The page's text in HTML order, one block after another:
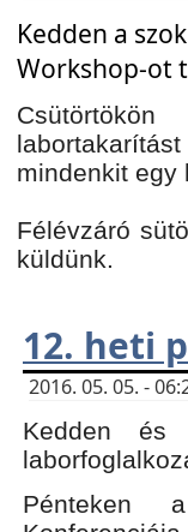
Kedden a
Workshop-ot
mindenkit
Félévzáró
küldünk.
12. heti
2016. 05. 05. -
Kedden és
Pénteken